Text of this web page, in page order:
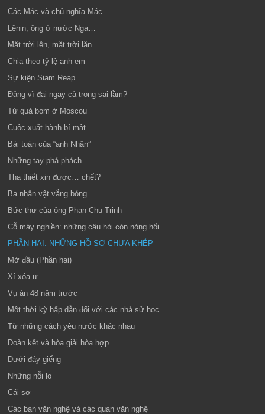
Các Mác và chủ nghĩa Mác
Lênin, ông ở nước Nga…
Mặt trời lên, mặt trời lặn
Chia theo tỷ lệ anh em
Sự kiện Siam Reap
Đảng vĩ đại ngay cả trong sai lầm?
Từ quả bom ở Moscou
Cuộc xuất hành bí mật
Bài toán của “anh Nhân”
Những tay phá phách
Tha thiết xin được… chết?
Ba nhân vật vắng bóng
Bức thư của ông Phan Chu Trinh
Cỗ máy nghiền: những câu hỏi còn nóng hổi
PHẦN HAI: NHỮNG HỒ SƠ CHƯA KHÉP
Mở đầu (Phần hai)
Xí xóa ư
Vụ án 48 năm trước
Một thời kỳ hấp dẫn đối với các nhà sử học
Từ những cách yêu nước khác nhau
Đoàn kết và hòa giải hòa hợp
Dưới đáy giếng
Những nỗi lo
Cái sợ
Các bạn văn nghệ và các quan văn nghệ